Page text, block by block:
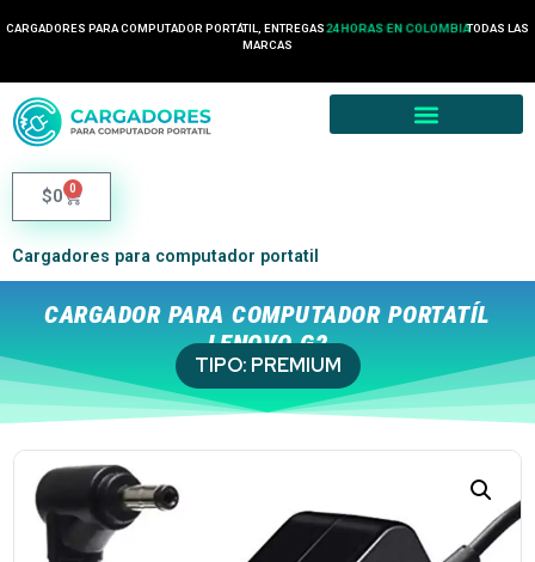
CARGADORES PARA COMPUTADOR PORTÁTIL, ENTREGAS 24 HORAS EN COLOMBIATODAS LAS
MARCAS
$0 0
Cargadores para computador portatil
CARGADOR PARA COMPUTADOR PORTATÍL
LENOVO G2
TIPO: PREMIUM